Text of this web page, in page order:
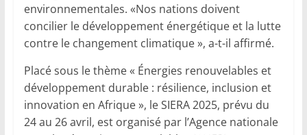
environnementales. «Nos nations doivent
concilier le développement énergétique et la lutte
contre le changement climatique », a-t-il affirmé.
Placé sous le thème « Énergies renouvelables et
développement durable : résilience, inclusion et
innovation en Afrique », le SIERA 2025, prévu du
24 au 26 avril, est organisé par l’Agence nationale